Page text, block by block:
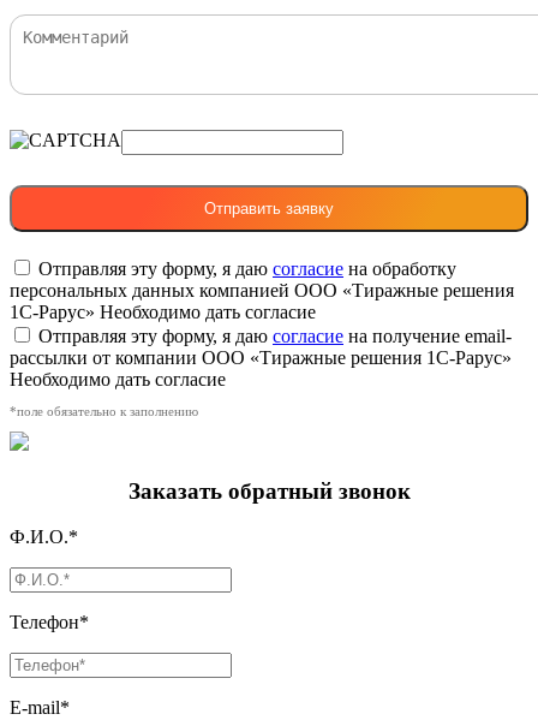
Отправляя эту форму, я даю согласие на обработку
персональных данных компанией ООО «Тиражные решения
1С-Рарус» Необходимо дать согласие
Отправляя эту форму, я даю согласие на получение email-
рассылки от компании ООО «Тиражные решения 1С-Рарус»
Необходимо дать согласие
*поле обязательно к заполнению
Заказать обратный звонок
Ф.И.О.*
Телефон*
E-mail*